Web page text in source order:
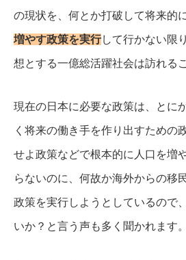
の現状を、何とか打破して将来的
増やす政策を実行して行かない限
想とする一億総活躍社会は訪れる
現在の日本に必要な政策は、とに
く将来の働き手を作り出すための
せよ政策などで根本的に人口を増
らないのに、何故か海外からの移
政策を実行しようとしているので
いか？と言う声も多く聞かれます。